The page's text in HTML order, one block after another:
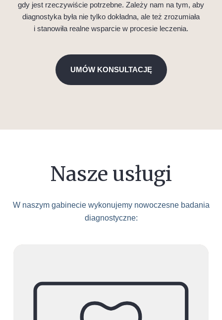
gdy jest rzeczywiście potrzebne. Zależy nam na tym, aby
diagnostyka była nie tylko dokładna, ale też zrozumiała
i stanowiła realne wsparcie w procesie leczenia.
UMÓW KONSULTACJĘ
Nasze usługi
W naszym gabinecie wykonujemy nowoczesne badania
diagnostyczne: